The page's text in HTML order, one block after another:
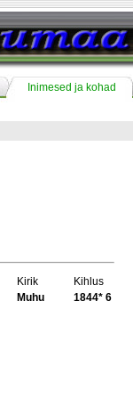
Inimesed ja kohad
Kirik
Kihlus
Muhu
1844* 6